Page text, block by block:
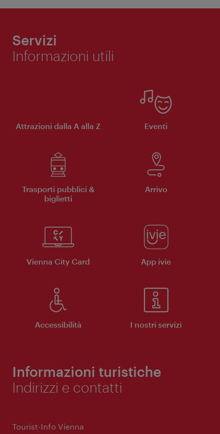
Servizi
Informazioni utili
Attrazioni dalla A alla Z Eventi
Trasporti pubblici &
biglietti
Arrivo
Vienna City Card App ivie
Accessibilità I nostri servizi
Informazioni turistiche
Indirizzi e contatti
Tourist-Info Vienna